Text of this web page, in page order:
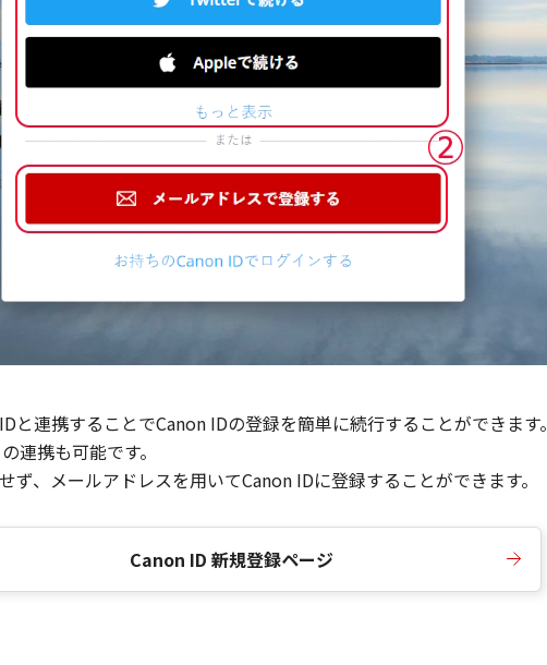
連携することでCanon IDの登録を簡単に続行することができます。
連携も可能です。
、メールアドレスを用いてCanon IDに登録することができます。
Canon ID 新規登録ページ